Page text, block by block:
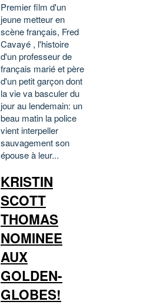
Premier film d'un
jeune metteur en
scène français, Fred
Cavayé , l'histoire
d'un professeur de
français marié et père
d'un petit garçon dont
la vie va basculer du
jour au lendemain: un
beau matin la police
vient interpeller
sauvagement son
épouse à leur...
KRISTIN
SCOTT
THOMAS
NOMINEE
AUX
GOLDEN-
GLOBES!